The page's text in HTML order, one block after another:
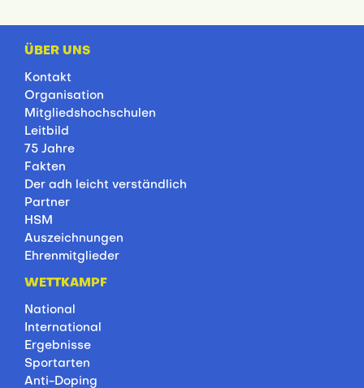
ÜBER UNS
Kontakt
Organisation
Mitgliedshochschulen
Leitbild
75 Jahre
Fakten
Der adh leicht verständlich
Partner
HSM
Auszeichnungen
Ehrenmitglieder
WETTKAMPF
National
International
Ergebnisse
Sportarten
Anti-Doping